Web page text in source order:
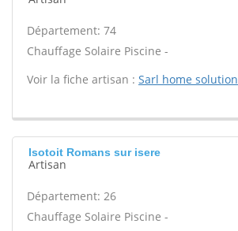
Département: 74
Chauffage Solaire Piscine -
Voir la fiche artisan : Sarl home solution
Isotoit Romans sur isere
Artisan
Département: 26
Chauffage Solaire Piscine -